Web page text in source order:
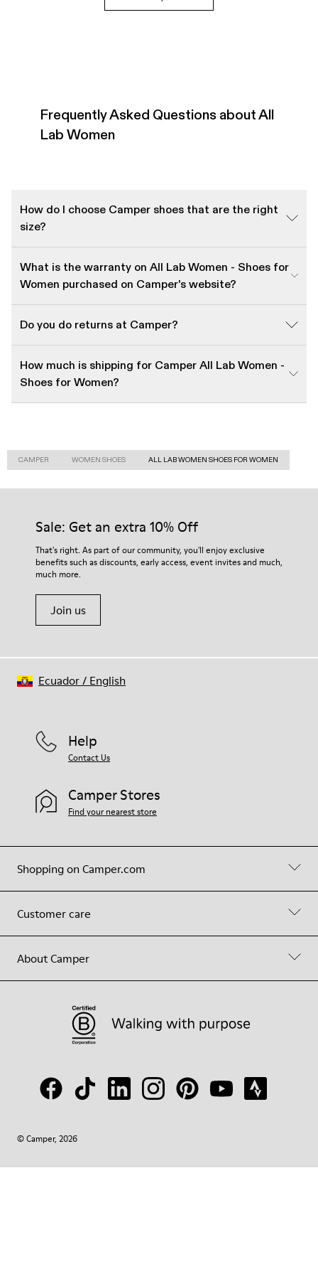
Frequently Asked Questions about All
Lab Women
How do I choose Camper shoes that are the right
size?
What is the warranty on All Lab Women - Shoes for
Women purchased on Camper's website?
Do you do returns at Camper?
How much is shipping for Camper All Lab Women -
Shoes for Women?
CAMPER WOMEN SHOES ALL LAB WOMEN SHOES FOR WOMEN
Sale: Get an extra 10% Off
That's right. As part of our community, you'll enjoy exclusive
benefits such as discounts, early access, event invites and much,
much more.
Join us
Shopping on Camper.com
Customer care
About Camper
Help
Contact Us
Camper Stores
Find your nearest store
© Camper, 2026
Ecuador/ English